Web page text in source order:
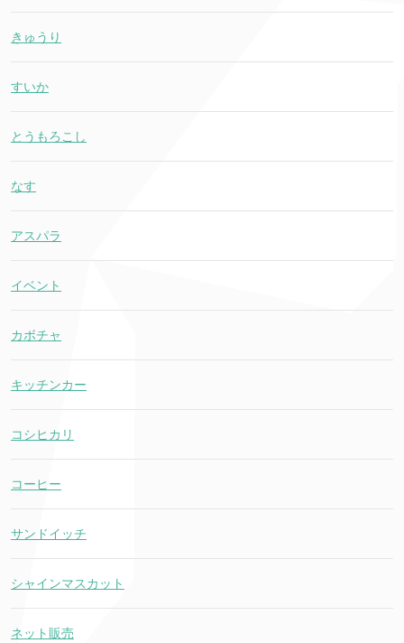
きゅうり
すいか
とうもろこし
なす
アスパラ
イベント
カボチャ
キッチンカー
コシヒカリ
コーヒー
サンドイッチ
シャインマスカット
ネット販売